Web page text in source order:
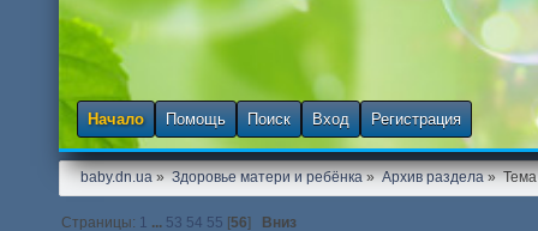
Начало Помощь Поиск Вход Регистрация
baby.dn.ua» Здоровье матери и ребёнка» Архив раздела»
Страницы: 1 ... 53 54 55 [56] Вниз